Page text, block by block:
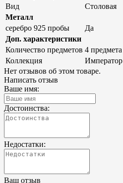
Вид
Столовая
Металл
серебро 925 пробы
Да
Доп. характеристики
Количество предметов 4 предмета
Коллекция
Император
Нет отзывов об этом товаре.
Написать отзыв
Ваше имя:
Достоинства:
Недостатки:
Ваш отзыв